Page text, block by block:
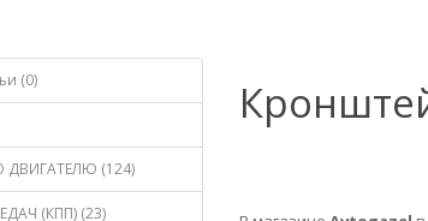
(0)
ДВИГАТЕЛЮ (124)
(КПП) (23)